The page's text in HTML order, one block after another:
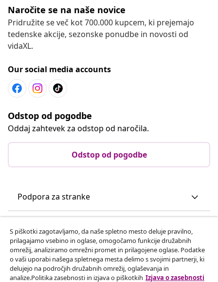
Naročite se na naše novice
Pridružite se več kot 700.000 kupcem, ki prejemajo
tedenske akcije, sezonske ponudbe in novosti od
vidaXL.
Our social media accounts
Odstop od pogodbe
Oddaj zahtevek za odstop od naročila.
Odstop od pogodbe
Podpora za stranke
vidaXL
S piškotki zagotavljamo, da naše spletno mesto deluje pravilno,
prilagajamo vsebino in oglase, omogočamo funkcije družabnih
omrežij, analiziramo omrežni promet in prilagojene oglase. Podatke
o vaši uporabi našega spletnega mesta delimo s svojimi partnerji, ki
delujejo na področjih družabnih omrežij, oglaševanja in
analize.Politika zasebnosti in izjava o piškotkih Izjava o zasebnosti